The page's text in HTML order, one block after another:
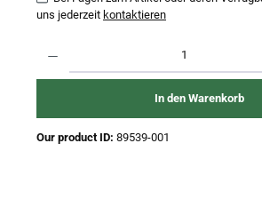
uns jederzeit kontaktieren
In den Warenkorb
Our product ID: 89539-001